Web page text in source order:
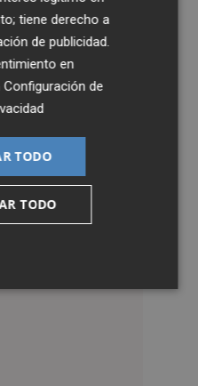
tiene derecho a
de publicidad
en
Configuración de
TODO
TODO